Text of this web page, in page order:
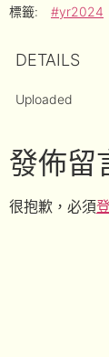
標籤:
#yr2024
DETAILS
Uploaded
發佈留
很抱歉，必須